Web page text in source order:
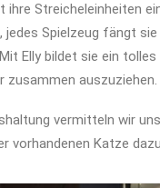
Streicheleinheiten
jedes Spielzeug fängt
Elly bildet sie ein tolles
zusammen auszuziehen.
vermitteln wir
vorhandenen Katze